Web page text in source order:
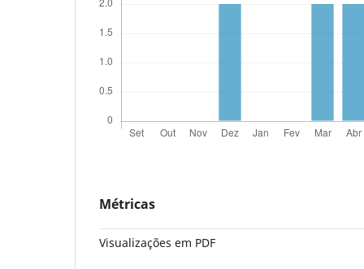
Métricas
Visualizações em PDF